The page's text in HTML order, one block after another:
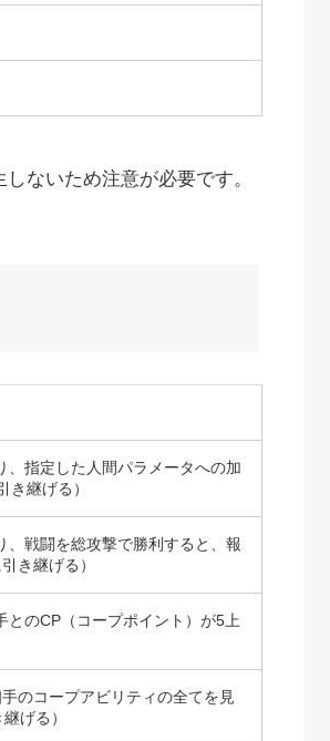
ないため注意が必要です。
指定した人間パラメータへの加
継げる）
戦闘を総攻撃で勝利すると、報
き継げる）
のCP（コープポイント）が5上
のコープアビリティの全てを見
げる）